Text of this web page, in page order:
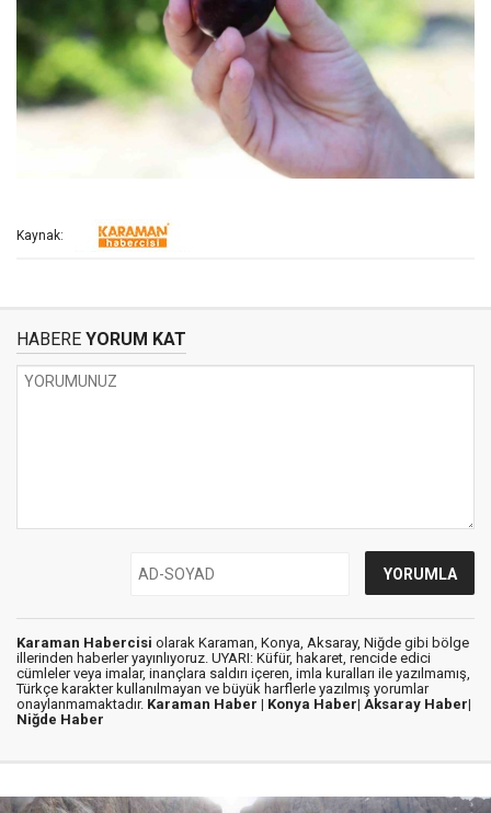
Kaynak:
HABERE YORUM KAT
Karaman Habercisi olarak Karaman, Konya, Aksaray, Niğde gibi bölge
illerinden haberler yayınlıyoruz. UYARI: Küfür, hakaret, rencide edici
cümleler veya imalar, inançlara saldırı içeren, imla kuralları ile yazılmamış,
Türkçe karakter kullanılmayan ve büyük harflerle yazılmış yorumlar
onaylanmamaktadır. Karaman Haber | Konya Haber| Aksaray Haber|
Niğde Haber